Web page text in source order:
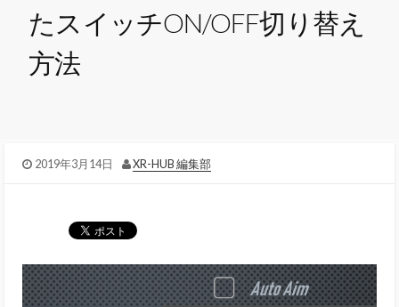
たスイッチON/OFF切り替え
方法
2019年3月14日 XR-HUB 編集部